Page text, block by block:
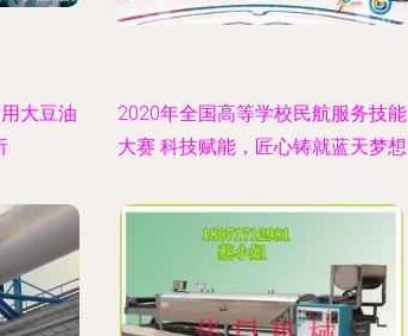
大豆油
2020年全国高等学校民航服务技能
大赛 科技赋能，匠心铸就蓝天梦想